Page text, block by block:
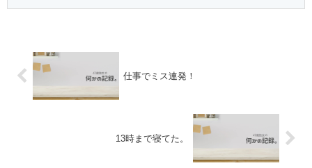
仕事でミス連発！
13時まで寝てた。